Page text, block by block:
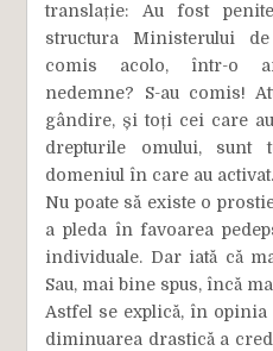
translație: Au fost
structura Ministerului
comis acolo, într-o
nedemne? S-au comis!
gândire, și toți cei care
drepturile omului, sunt
domeniul în care au activat.
Nu poate să existe o
a pleda în favoarea
individuale. Dar iată că
Sau, mai bine spus, încă
Astfel se explică, în opinia
diminuarea drastică a